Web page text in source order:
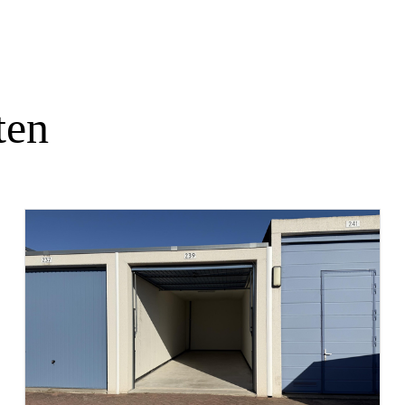
of zoveel later als partijen nader
bedrijfsdoeleinde t/m categorie 2 van
zorgvuldigheid samengesteld. Voor de